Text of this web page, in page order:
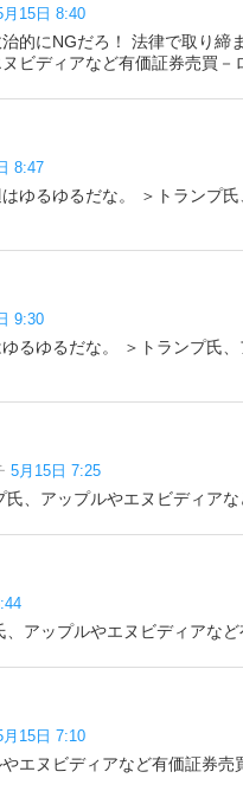
月15日 8:40
的にNGだろ！ 法律で取り
ビディアなど有価証券売買
8:47
ゆるゆるだな。 ＞トランプ
9:30
ゆるゆるだな。 ＞トランプ氏
5月15日 7:25
氏、アップルやエヌビディア
、アップルやエヌビディアな
月15日 7:10
やエヌビディアなど有価証券